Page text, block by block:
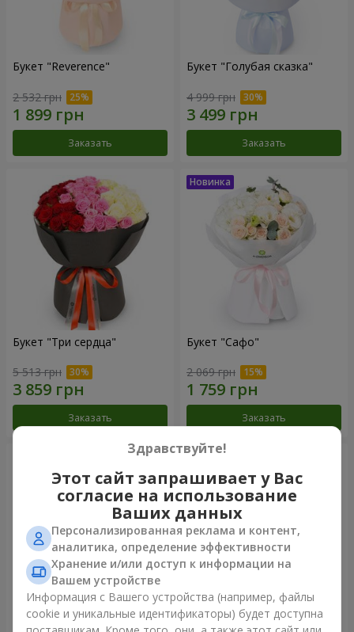
Букет "Reverence"
2 532 грн
Заказать
Букет "Голубая сказка"
4 999 грн
Заказать
Букет "Три сердца"
5 513 грн
Заказать
Букет "Сафо"
2 069 грн
Заказать
Букет "Tarnis" Монобукет из 9 белых роз
Здравствуйте!
Этот сайт запрашивает у Вас
согласие на использование
Ваших данных
Персонализированная реклама и контент,
аналитика, определение эффективности
Хранение и/или доступ к информации на
Вашем устройстве
Информация с Вашего устройства (например, файлы
cookie и уникальные идентификаторы) будет доступна